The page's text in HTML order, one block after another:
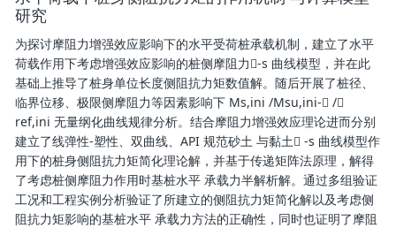
研究
为探讨摩阻力增强效应影响下的水平受荷桩承载机制，建立了水平
荷载作用下考虑增强效应影响的桩侧摩阻力-s 曲线模型，并在此
基础上推导了桩身单位长度侧阻抗力矩数值解。随后开展了桩径、
临界位移、极限侧摩阻力等因素影响下 Ms,ini /Msu,ini- /
ref,ini 无量纲化曲线规律分析。结合摩阻力增强效应理论进而分别
建立了线弹性-塑性、双曲线、API 规范砂土 与黏土 -s 曲线模型作
用下的桩身侧阻抗力矩简化理论解，并基于传递矩阵法原理，解得
了考虑桩侧摩阻力作用时基桩水平 承载力半解析解。通过多组验证
工况和工程实例分析验证了所建立的侧阻抗力矩简化解以及考虑侧
阻抗力矩影响的基桩水平 承载力方法的正确性，同时也证明了摩阻